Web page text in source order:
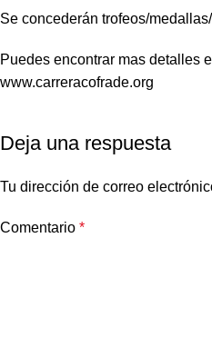
Se concederán trofeos/
Puedes encontrar mas detalles
www.carreracofrade.org
Deja una respuesta
Tu dirección de correo
Comentario *